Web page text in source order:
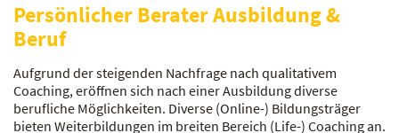
Persönlicher Berater Ausbildung &
Beruf
Aufgrund der steigenden Nachfrage nach qualitativem
Coaching, eröffnen sich nach einer Ausbildung diverse
berufliche Möglichkeiten. Diverse (Online-) Bildungsträger
bieten Weiterbildungen im breiten Bereich (Life-) Coaching an.